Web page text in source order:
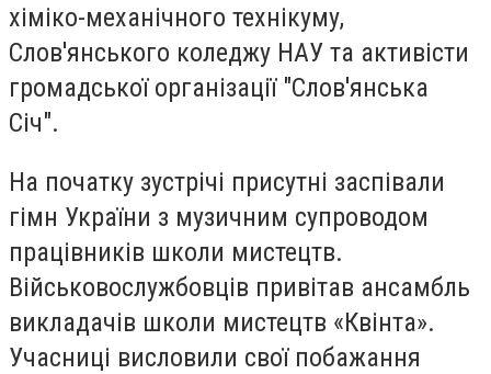
хіміко-механічного технікуму,
Слов'янського коледжу НАУ та активісти
громадської організації "Слов'янська
Січ".
На початку зустрічі присутні заспівали
гімн України з музичним супроводом
працівників школи мистецтв.
Військовослужбовців привітав ансамбль
викладачів школи мистецтв «Квінта».
Учасниці висловили свої побажання